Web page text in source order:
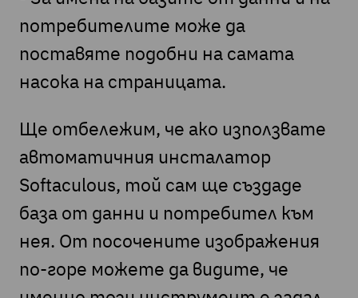
потребителите може да
поставяте подобни на самата
насока на страницата.
Ще отбележим, че ако използвате
автоматичния инсталатор
Softaculous, той сам ще създаде
база от данни и потребител към
нея. От посочените изображения
по-горе можете да видите, че